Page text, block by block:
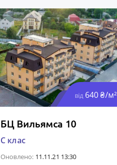
від 640 ₴/м²
БЦ Вильямса 10
C клас
Оновлено: 11.11.21 13:30